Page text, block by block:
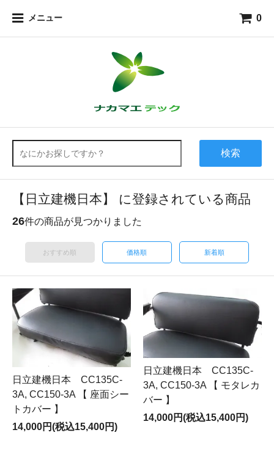
メニュー 0
検索
【日立建機日本】 に登録されている商品
26件の商品が見つかりました
おすすめ順 価格順 新着順
日立建機日本 CC135C-
3A, CC150-3A 【 座面シー
トカバー 】
14,000円(税込15,400円)
日立建機日本 CC135C-
3A, CC150-3A 【 モタレカ
バー 】
14,000円(税込15,400円)